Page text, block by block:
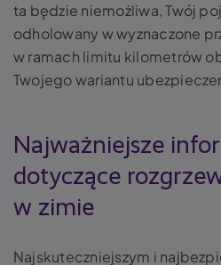
ta będzie niemożliwa, Twój
odholowany w wyznaczone
w ramach limitu kilometrów
Twojego wariantu
Najważniejsze
dotyczące
w zimie
Najskuteczniejszym i